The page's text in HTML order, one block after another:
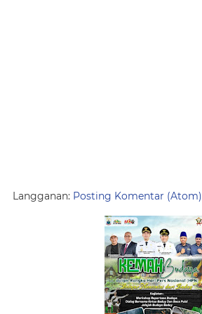
Langganan: Posting Komentar (Atom)